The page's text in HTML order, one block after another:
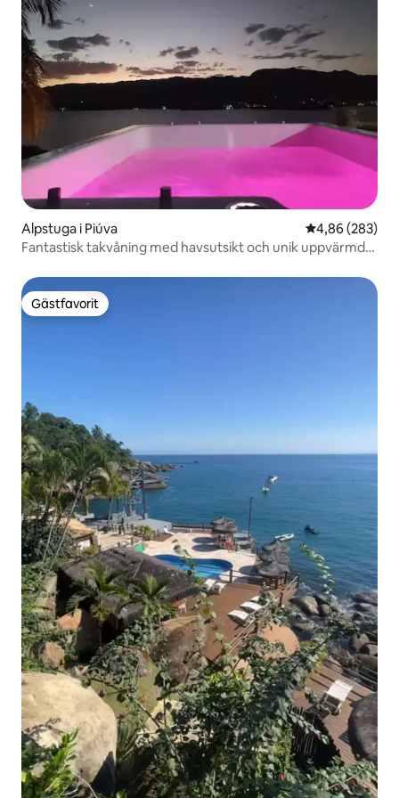
Alpstuga i Piúva 4,86 av 5 i
4,86 (283)
Fantastisk takvåning med havsutsikt och unik uppvärmd
Gästfavorit
Gästfavorit